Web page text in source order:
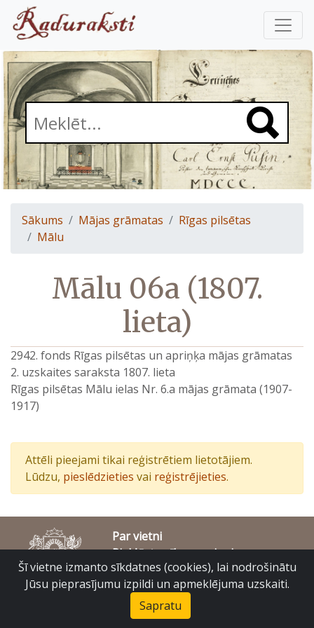
Sākums Mājas grāmatas
Rīgas pilsētas
Mālu
Mālu 06a (1807.
lieta)
2942. fonds Rīgas pilsētas un apriņķa mājas grāmatas
2. uzskaites saraksta 1807. lieta
Rīgas pilsētas Mālu ielas Nr. 6.a mājas grāmata (1907-
1917)
Attēli pieejami tikai reģistrētiem lietotājiem.
Lūdzu, pieslēdzieties vai reģistrējieties.
Par vietni
Piekļūstamības paziņojums
© Latvijas Valsts vēstures arhīvs 2007-2026
Slokas iela 16, Rīga, LV – 1048
raduraksti@arhivi.gov.lv
Šī vietne izmanto sīkdatnes (cookies), lai nodrošinātu
Jūsu pieprasījumu izpildi un apmeklējuma uzskaiti.
Sapratu